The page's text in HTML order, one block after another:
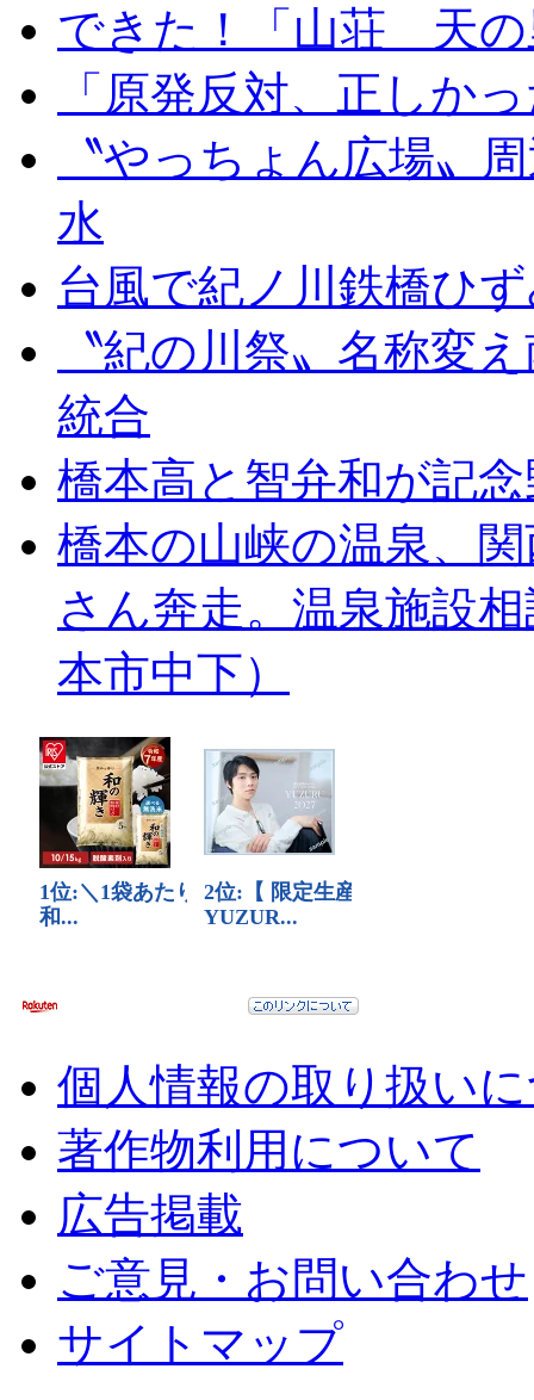
できた！「山荘 天の
「原発反対、正しか
〝やっちょん広場〟
水
台風で紀ノ川鉄橋ひ
〝紀の川祭〟名称変
統合
橋本高と智弁和が記
橋本の山峡の温泉、
さん奔走。温泉施設
本市中下）
個人情報の取り扱い
著作物利用について
広告掲載
ご意見・お問い合わせ
サイトマップ